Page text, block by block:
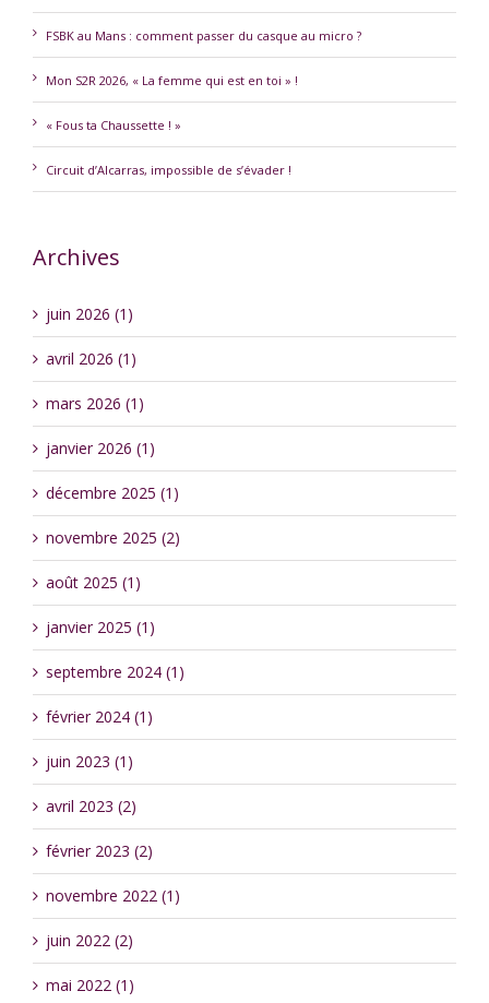
FSBK au Mans : comment passer du casque au micro ?
Mon S2R 2026, « La femme qui est en toi » !
« Fous ta Chaussette ! »
Circuit d’Alcarras, impossible de s’évader !
Archives
juin 2026 (1)
avril 2026 (1)
mars 2026 (1)
janvier 2026 (1)
décembre 2025 (1)
novembre 2025 (2)
août 2025 (1)
janvier 2025 (1)
septembre 2024 (1)
février 2024 (1)
juin 2023 (1)
avril 2023 (2)
février 2023 (2)
novembre 2022 (1)
juin 2022 (2)
mai 2022 (1)